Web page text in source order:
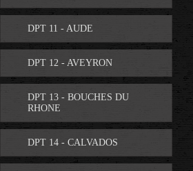
DPT 11 - AUDE
DPT 12 - AVEYRON
DPT 13 - BOUCHES DU
RHONE
DPT 14 - CALVADOS